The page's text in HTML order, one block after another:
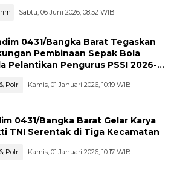
Sabtu, 06 Juni 2026, 08:52 WIB
0431/Bangka Barat Tegaskan
Pembinaan Sepak Bola
Pelantikan Pengurus PSSI 2026-
Polri Kamis, 01 Januari 2026, 10:19 WIB
0431/Bangka Barat Gelar Karya
TNI Serentak di Tiga Kecamatan
Polri Kamis, 01 Januari 2026, 10:17 WIB